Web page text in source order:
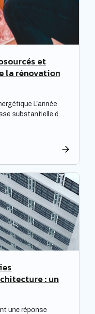
et
la rénovation
L’année
substantielle des
les propriétaires
est
logements
qui connaissent
: un
une réponse